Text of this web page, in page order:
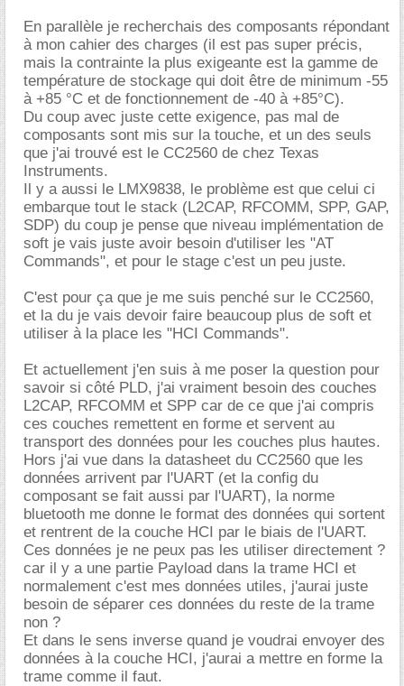
En parallèle je recherchais des composants répondant
à mon cahier des charges (il est pas super précis,
mais la contrainte la plus exigeante est la gamme de
température de stockage qui doit être de minimum -55
à +85 °C et de fonctionnement de -40 à +85°C).
Du coup avec juste cette exigence, pas mal de
composants sont mis sur la touche, et un des seuls
que j'ai trouvé est le CC2560 de chez Texas
Instruments.
Il y a aussi le LMX9838, le problème est que celui ci
embarque tout le stack (L2CAP, RFCOMM, SPP, GAP,
SDP) du coup je pense que niveau implémentation de
soft je vais juste avoir besoin d'utiliser les "AT
Commands", et pour le stage c'est un peu juste.
C'est pour ça que je me suis penché sur le CC2560,
et la du je vais devoir faire beaucoup plus de soft et
utiliser à la place les "HCI Commands".
Et actuellement j'en suis à me poser la question pour
savoir si côté PLD, j'ai vraiment besoin des couches
L2CAP, RFCOMM et SPP car de ce que j'ai compris
ces couches remettent en forme et servent au
transport des données pour les couches plus hautes.
Hors j'ai vue dans la datasheet du CC2560 que les
données arrivent par l'UART (et la config du
composant se fait aussi par l'UART), la norme
bluetooth me donne le format des données qui sortent
et rentrent de la couche HCI par le biais de l'UART.
Ces données je ne peux pas les utiliser directement ?
car il y a une partie Payload dans la trame HCI et
normalement c'est mes données utiles, j'aurai juste
besoin de séparer ces données du reste de la trame
non ?
Et dans le sens inverse quand je voudrai envoyer des
données à la couche HCI, j'aurai a mettre en forme la
trame comme il faut.